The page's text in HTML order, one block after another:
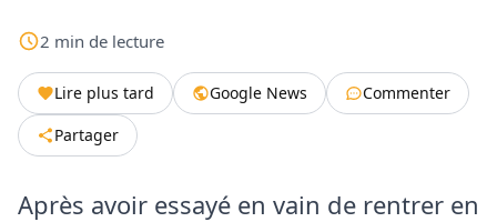
2 min de lecture
Lire plus tard Google News
Commenter
Partager
Après avoir essayé en vain de rentrer en